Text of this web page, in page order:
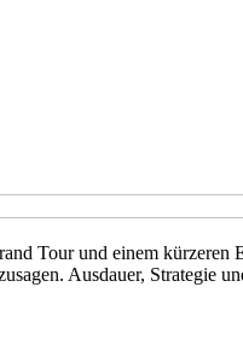
Tour und einem kürzeren
Ausdauer, Strategie